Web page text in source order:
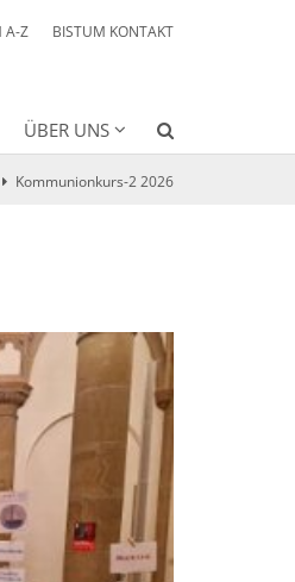
A-Z BISTUM KONTAKT
ÜBER UNS
Kommunionkurs-2 2026